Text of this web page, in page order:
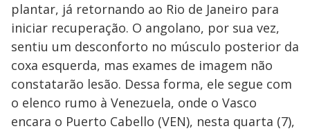
plantar, já retornando ao Rio de Janeiro para
iniciar recuperação. O angolano, por sua vez,
sentiu um desconforto no músculo posterior da
coxa esquerda, mas exames de imagem não
constatarão lesão. Dessa forma, ele segue com
o elenco rumo à Venezuela, onde o Vasco
encara o Puerto Cabello (VEN), nesta quarta (7),